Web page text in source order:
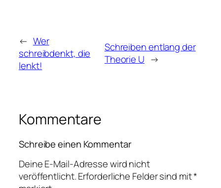
← Wer
schreibdenkt, die
lenkt!
Schreiben entlang der
Theorie U →
Kommentare
Schreibe einen Kommentar
Deine E-Mail-Adresse wird nicht
veröffentlicht.Erforderliche Felder sind mit*